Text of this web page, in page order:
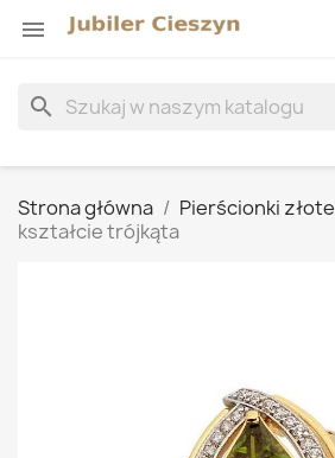

search
Strona główna Pierścionki złote
kształcie trójkąta